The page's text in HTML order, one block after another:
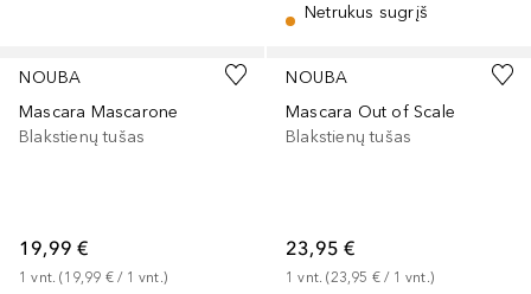
Netrukus sugrįš
NOUBA
Mascara Mascarone
Blakstienų tušas
19,99 €
1 vnt. (19,99 € / 1 vnt. )
NOUBA
Mascara Out of Scale
Blakstienų tušas
23,95 €
1 vnt. (23,95 € / 1 vnt. )